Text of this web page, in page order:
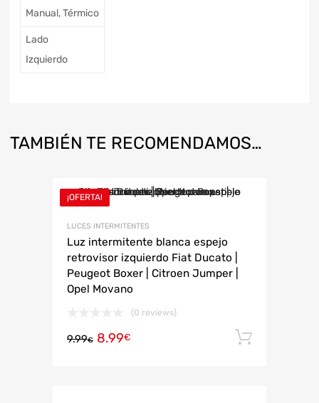
Manual, Térmico
Lado
Izquierdo
TAMBIÉN TE RECOMENDAMOS…
¡OFERTA!
LUCES INTERMITENTES
Luz intermitente blanca espejo
retrovisor izquierdo Fiat Ducato |
Peugeot Boxer | Citroen Jumper |
Opel Movano
(0 reviews)
9.99€ 8.99€